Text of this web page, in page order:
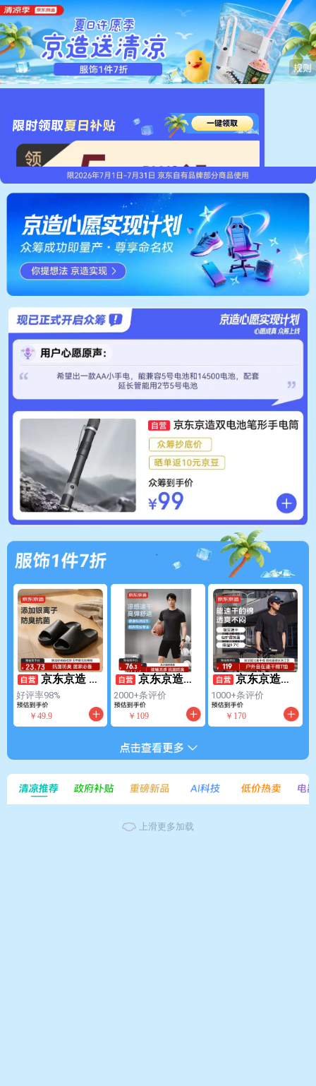
京东京造 云
弹拖鞋夏季防臭
轻便居家浴室凉
拖鞋外穿灰色42-
好评率98%
￥49 .9
京东京造夏
季凉感自由运动t
恤健身速干户外
运动男士短袖衣
2000+条评价
￥ 109
京东京造短
袖男士t恤棉感口
袋26夏季新款户
外高端短袖男 黑
1000+条评价
￥ 170
上滑更多加载